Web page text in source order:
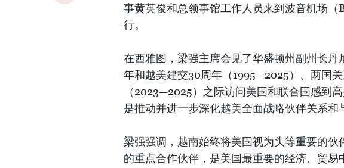
事黄英俊和总领事馆工作人员来到波音机场
行。
在西雅图，梁强主席会见了华盛顿州副州长丹
年和越美建交30周年（1995—2025）、两国
（2023—2025）之际访问美国和联合国感到
是推动并进一步深化越美全面战略伙伴关系和
梁强强调，越南始终将美国视为头等重要的
的重点合作伙伴，是美国最重要的经济、贸